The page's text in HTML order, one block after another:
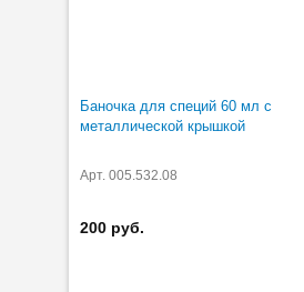
Баночка для специй 60 мл с
металлической крышкой
Арт. 005.532.08
200 руб.